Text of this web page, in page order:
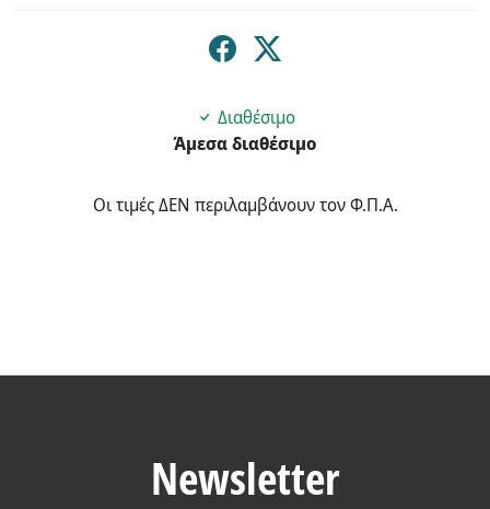
Διαθέσιμο
Άμεσα διαθέσιμο
Οι τιμές ΔΕΝ περιλαμβάνουν τον Φ.Π.Α.
Newsletter